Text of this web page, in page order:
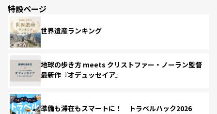
特設ページ
世界遺産ランキング
地球の歩き方 meets クリストファー・ノーラン監督
最新作『オデュッセイア』
準備も滞在もスマートに！ トラベルハック2026